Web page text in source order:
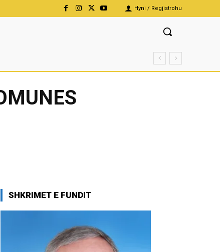
Hyni / Regjistrohu
SHKRIMET E FUNDIT